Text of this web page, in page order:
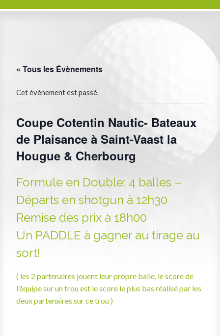
« Tous les Évènements
Cet évènement est passé.
Coupe Cotentin Nautic- Bateaux
de Plaisance à Saint-Vaast la
Hougue & Cherbourg
Formule en Double: 4 balles –
Départs en shotgun à 12h30
Remise des prix à 18h00
Un PADDLE à gagner au tirage au
sort!
( les 2 partenaires jouent leur propre balle, le score de
l’équipe sur un trou est le score le plus bas réalisé par les
deux partenaires sur ce trou )